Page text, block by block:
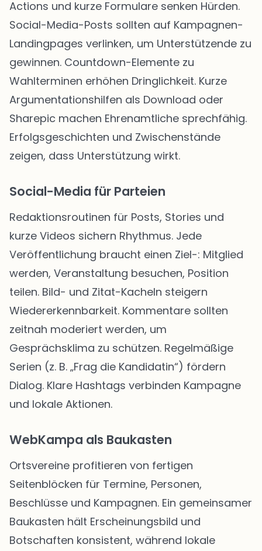
Actions und kurze Formulare senken Hürden.
Social-Media-Posts sollten auf Kampagnen-
Landingpages verlinken, um Unterstützende zu
gewinnen. Countdown-Elemente zu
Wahlterminen erhöhen Dringlichkeit. Kurze
Argumentationshilfen als Download oder
Sharepic machen Ehrenamtliche sprechfähig.
Erfolgsgeschichten und Zwischenstände
zeigen, dass Unterstützung wirkt.
Social-Media für Parteien
Redaktionsroutinen für Posts, Stories und
kurze Videos sichern Rhythmus. Jede
Veröffentlichung braucht einen Ziel-: Mitglied
werden, Veranstaltung besuchen, Position
teilen. Bild- und Zitat-Kacheln steigern
Wiedererkennbarkeit. Kommentare sollten
zeitnah moderiert werden, um
Gesprächsklima zu schützen. Regelmäßige
Serien (z. B. „Frag die Kandidatin“) fördern
Dialog. Klare Hashtags verbinden Kampagne
und lokale Aktionen.
WebKampa als Baukasten
Ortsvereine profitieren von fertigen
Seitenblöcken für Termine, Personen,
Beschlüsse und Kampagnen. Ein gemeinsamer
Baukasten hält Erscheinungsbild und
Botschaften konsistent, während lokale